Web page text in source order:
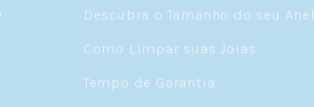
Descubra o Tamanho do seu Anel
Como Limpar suas Joias
Tempo de Garantia